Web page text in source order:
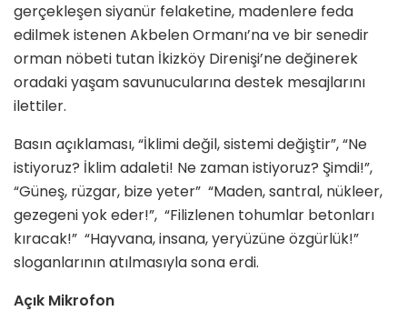
gerçekleşen siyanür felaketine, madenlere feda
edilmek istenen Akbelen Ormanı’na ve bir senedir
orman nöbeti tutan İkizköy Direnişi’ne değinerek
oradaki yaşam savunucularına destek mesajlarını
ilettiler.
Basın açıklaması, “İklimi değil, sistemi değiştir”, “Ne
istiyoruz? İklim adaleti! Ne zaman istiyoruz? Şimdi!”,
“Güneş, rüzgar, bize yeter” “Maden, santral, nükleer,
gezegeni yok eder!”, “Filizlenen tohumlar betonları
kıracak!” “Hayvana, insana, yeryüzüne özgürlük!”
sloganlarının atılmasıyla sona erdi.
Açık Mikrofon